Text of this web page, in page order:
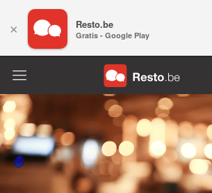
× Resto.be
Gratis - Google Play